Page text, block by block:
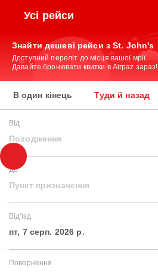
Усі рейси
Знайти дешеві рейси з St. John's
Доступний переліт до місця вашої мрії.
Давайте бронювати квитки в Airpaz зараз!
В один кінець Туди й назад
Від
Походження
До
Пункт призначення
Від'їзд
пт, 7 серп. 2026 р.
Повернення